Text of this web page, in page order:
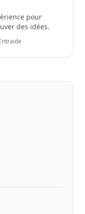
pour
des idées.